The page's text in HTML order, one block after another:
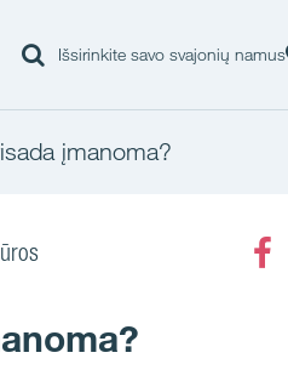
Išsirinkite savo svajonių namus
įmanoma?